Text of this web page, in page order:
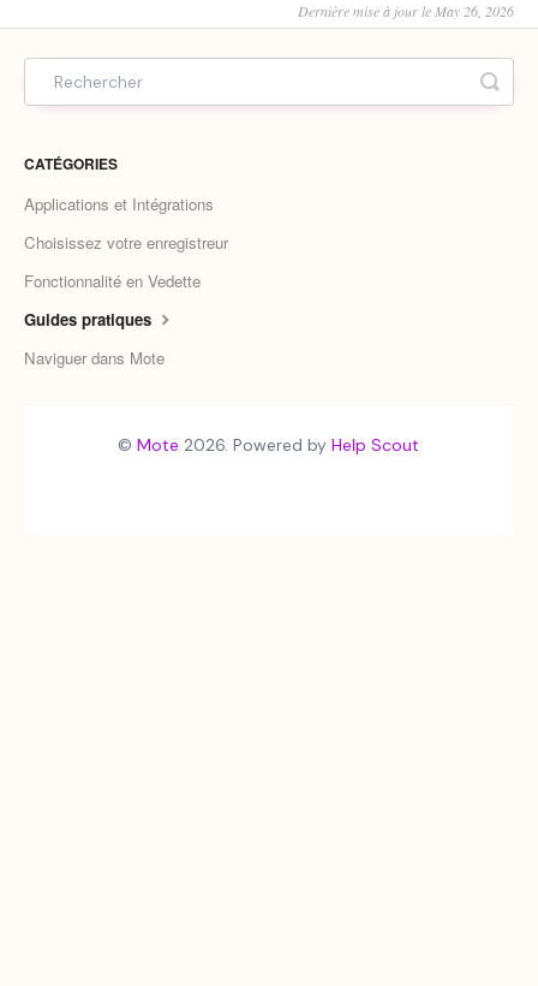
Dernière mise à jour le May 26, 2026
CATÉGORIES
Applications et Intégrations
Choisissez votre enregistreur
Fonctionnalité en Vedette
Guides pratiques
Naviguer dans Mote
©Mote 2026.Powered byHelp Scout